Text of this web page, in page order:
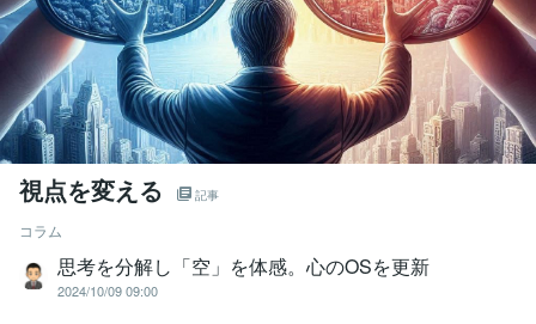
視点を変える 記事
コラム
思考を分解し「空」を体感。心のOSを更新
2024/10/09 09:00